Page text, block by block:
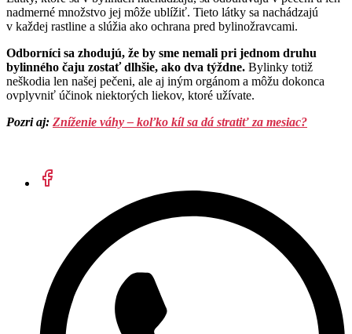
nadmerné množstvo jej môže ublížiť. Tieto látky sa nachádzajú
v každej rastline a slúžia ako ochrana pred bylinožravcami.
Odborníci sa zhodujú, že by sme nemali pri jednom druhu
bylinného čaju zostať dlhšie, ako dva týždne. Bylinky totiž
neškodia len našej pečeni, ale aj iným orgánom a môžu dokonca
ovplyvniť účinok niektorých liekov, ktoré užívate.
Pozri aj: Zníženie váhy – koľko kíl sa dá stratiť za mesiac?